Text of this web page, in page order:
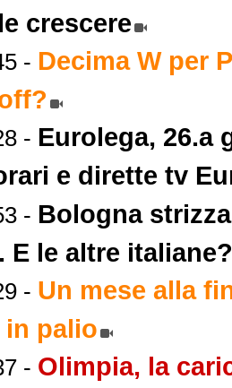
crescere
- Decima W per
- Eurolega, 26.a
e dirette tv
- Bologna
E le altre italiane?
- Un mese alla
palio
- Olimpia, la